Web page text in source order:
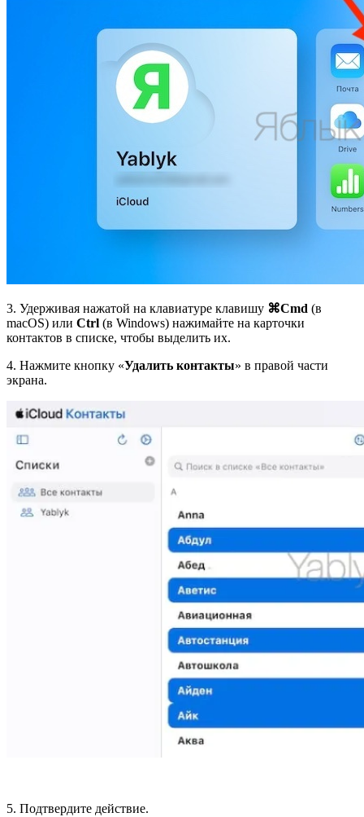
3. Удерживая нажатой на клавиатуре клавишу ⌘Cmd (в
macOS) или Ctrl (в Windows) нажимайте на карточки
контактов в списке, чтобы выделить их.
4. Нажмите кнопку «Удалить контакты» в правой части
экрана.
5. Подтвердите действие.